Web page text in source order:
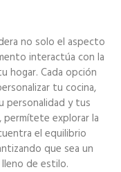
no solo el aspecto
interactúa con la
hogar. Cada opción
tu cocina,
personalidad y tus
permítete explorar la
el equilibrio
que sea un
de estilo.